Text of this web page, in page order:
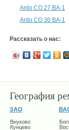
Ardo CO 27 BA-1
Ardo CO 30 BA-1
Рассказать о нас:
География
ЗАО
Внуково
Кунцево